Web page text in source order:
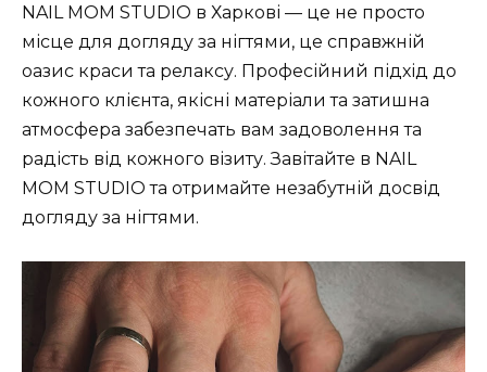
NAIL MOM STUDIO в Харкові — це не просто
місце для догляду за нігтями, це справжній
оазис краси та релаксу. Професійний підхід до
кожного клієнта, якісні матеріали та затишна
атмосфера забезпечать вам задоволення та
радість від кожного візиту. Завітайте в NAIL
MOM STUDIO та отримайте незабутній досвід
догляду за нігтями.